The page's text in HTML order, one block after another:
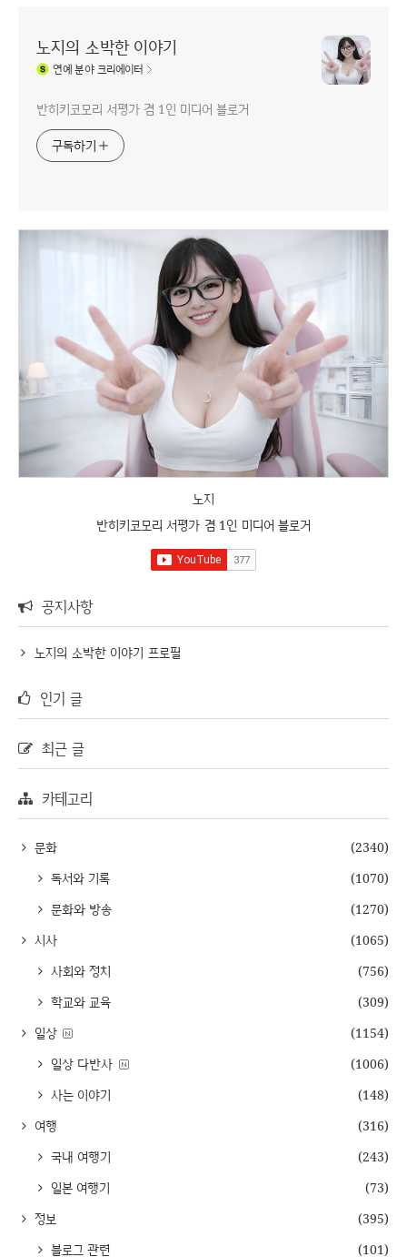
노지의 소박한 이야기
연예분야 크리에이터
반히키코모리 서평가 겸 1인 미디어 블로거
구독하기
노지
반히키코모리 서평가 겸 1인 미디어 블로거
공지사항
노지의 소박한 이야기 프로필
인기 글
최근 글
카테고리
문화
(2340)
독서와 기록
(1070)
문화와 방송
(1270)
시사
(1065)
사회와 정치
(756)
학교와 교육
(309)
일상
(1154)
일상 다반사
(1006)
사는 이야기
(148)
여행
(316)
국내 여행기
(243)
일본 여행기
(73)
정보
(395)
블로그 관련
(101)